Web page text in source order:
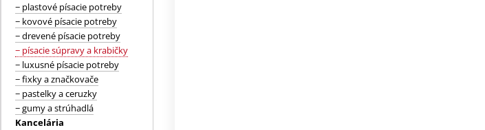
− plastové písacie potreby
− kovové písacie potreby
− drevené písacie potreby
− písacie súpravy a krabičky
− luxusné písacie potreby
− fixky a značkovače
− pastelky a ceruzky
− gumy a strúhadlá
Kancelária